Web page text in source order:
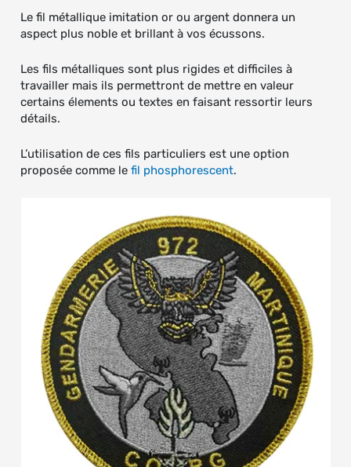
Le fil métallique imitation or ou argent donnera un
aspect plus noble et brillant à vos écussons.
Les fils métalliques sont plus rigides et difficiles à
travailler mais ils permettront de mettre en valeur
certains élements ou textes en faisant ressortir leurs
détails.
L’utilisation de ces fils particuliers est une option
proposée comme lefil phosphorescent.